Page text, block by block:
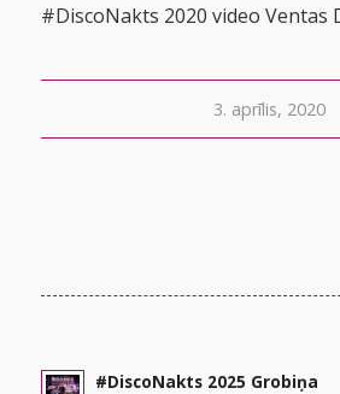
#DiscoNakts 2020 video Ventas
3. aprīlis, 2020
#DiscoNakts 2025 Grobiņa